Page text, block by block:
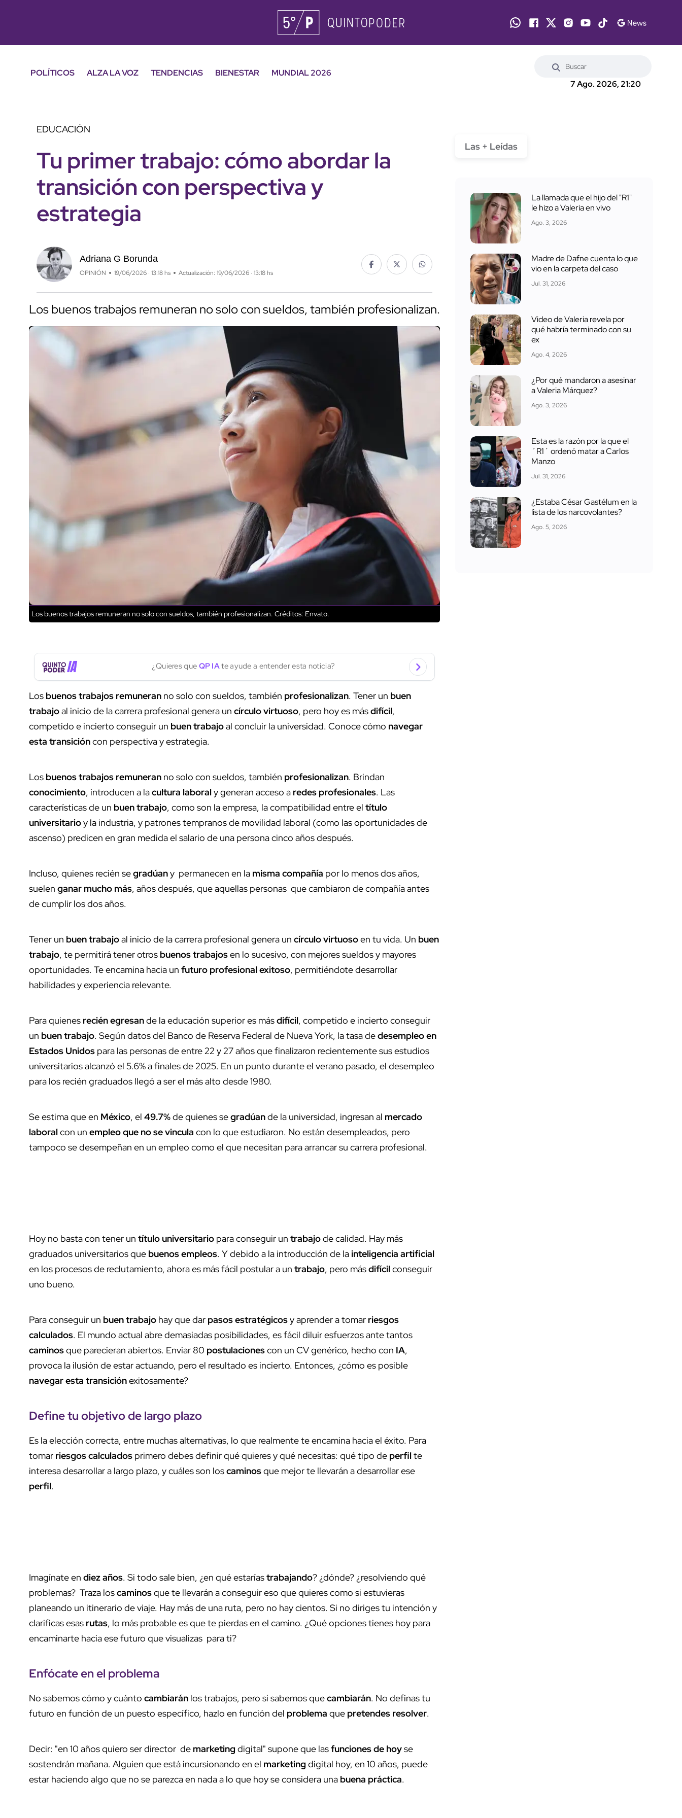
POLÍTICOS ALZA LA VOZ TENDENCIAS BIENESTAR
MUNDIAL 2026
7 Ago. 2026, 21:20
EDUCACIÓN
Tu primer trabajo: cómo abordar la
transición con perspectiva y
estrategia
Adriana G Borunda
OPINIÓN 19/06/2026 · 13:18 hs Actualización: 19/06/2026 · 13:18 hs
Los buenos trabajos remuneran no solo con sueldos, también profesionalizan.
Los buenos trabajos remuneran no solo con sueldos, también profesionalizan. Créditos: Envato.
¿Quieres que QP IAte ayude a entender esta noticia?
Los buenos trabajos remuneran no solo con sueldos, también profesionalizan. Tener un buen
trabajoal inicio de la carrera profesional genera un círculo virtuoso, pero hoy es másdifícil,
competido e incierto conseguir un buen trabajoal concluir la universidad. Conoce cómo navegar
esta transicióncon perspectiva y estrategia.
Los buenos trabajos remuneran no solo con sueldos, también profesionalizan. Brindan
conocimiento, introducen a lacultura laboraly generan acceso a redes profesionales. Las
características de un buen trabajo, como son la empresa, la compatibilidad entre el título
universitarioy la industria, y patrones tempranos de movilidad laboral (como las oportunidades de
ascenso) predicen en gran medida el salario de una persona cinco años después.
Incluso, quienes recién segradúany permanecen en la misma compañía por lo menos dos años,
suelen ganar mucho más, años después, que aquellas personas que cambiaron de compañía antes
de cumplir los dos años.
Tener un buen trabajoal inicio de la carrera profesional genera un círculo virtuosoen tu vida. Un buen
trabajo, te permitirá tener otros buenos trabajosen lo sucesivo, con mejores sueldos y mayores
oportunidades. Te encamina hacia un futuro profesional exitoso, permitiéndote desarrollar
habilidades y experiencia relevante.
Para quienes recién egresande la educación superior es másdifícil, competido e incierto conseguir
un buen trabajo. Según datos del Banco de Reserva Federal de Nueva York, la tasa dedesempleo en
Estados Unidos para las personas de entre 22 y 27 años que finalizaron recientemente sus estudios
universitarios alcanzó el 5.6% a finales de 2025. En un punto durante el verano pasado, el desempleo
para los recién graduados llegó a ser el más alto desde 1980.
Se estima que en México, el 49.7%de quienes segradúande la universidad, ingresan al mercado
laboralcon un empleo que no se vincula con lo que estudiaron. No están desempleados, pero
tampoco se desempeñan en un empleo como el que necesitan para arrancar su carrera profesional.
Hoy no basta con tener un título universitario para conseguir un trabajode calidad. Hay más
graduados universitarios que buenos empleos. Y debido a la introducción de lainteligencia artificial
en los procesos de reclutamiento, ahora es más fácil postular a un trabajo, pero másdifícilconseguir
uno bueno.
Para conseguir un buen trabajo hay que dar pasos estratégicosy aprender a tomar riesgos
calculados. El mundo actual abre demasiadas posibilidades, es fácil diluir esfuerzos ante tantos
caminosque parecieran abiertos. Enviar 80 postulacionescon un CV genérico, hecho con IA,
provoca la ilusión de estar actuando, pero el resultado es incierto. Entonces, ¿cómo es posible
navegar esta transiciónexitosamente?
Define tuobjetivo de largo plazo
Es la elección correcta, entre muchas alternativas, lo que realmente te encamina hacia el éxito. Para
tomar riesgos calculados primero debes definir qué quieres y qué necesitas: qué tipo de perfilte
interesa desarrollar a largo plazo, y cuáles son loscaminosque mejor te llevarán a desarrollar ese
perfil.
Imagínate en diez años. Si todo sale bien, ¿en qué estaríastrabajando? ¿dónde? ¿resolviendo qué
problemas? Traza loscaminosque te llevarán a conseguir eso que quieres como si estuvieras
planeando un itinerario de viaje. Hay más de una ruta, pero no hay cientos. Si no diriges tu intención y
clarificas esas rutas, lo más probable es que te pierdas en el camino. ¿Qué opciones tienes hoy para
encaminarte hacia ese futuro que visualizas para ti?
Enfócate en el problema
No sabemos cómo y cuánto cambiarán los trabajos, pero sí sabemos quecambiarán. No definas tu
futuro en función de un puesto específico, hazlo en función del problema que pretendes resolver.
Decir: "en 10 años quiero ser director de marketing digital" supone que lasfunciones de hoyse
sostendrán mañana. Alguien que está incursionando en el marketing digital hoy, en 10 años, puede
estar haciendo algo que no se parezca en nada a lo que hoy se considera una buena práctica.
Las + Leídas
La llamada que el hijo del "R1"
le hizo a Valeria en vivo
Ago. 3, 2026
Madre de Dafne cuenta lo que
vio en la carpeta del caso
Jul. 31, 2026
Video de Valeria revela por
qué habría terminado con su
ex
Ago. 4, 2026
¿Por qué mandaron a asesinar
a Valeria Márquez?
Ago. 3, 2026
Esta es la razón por la que el
´R1´ ordenó matar a Carlos
Manzo
Jul. 31, 2026
¿Estaba César Gastélum en la
lista de los narcovolantes?
Ago. 5, 2026